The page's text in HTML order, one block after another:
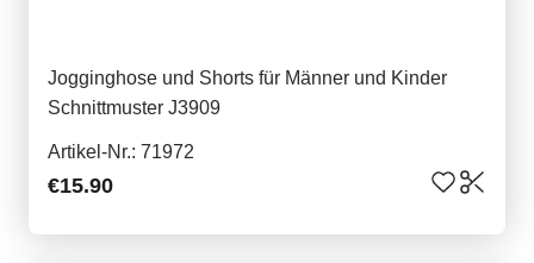
Jogginghose und Shorts für Männer und Kinder
Schnittmuster J3909
Artikel-Nr.: 71972
€15.90